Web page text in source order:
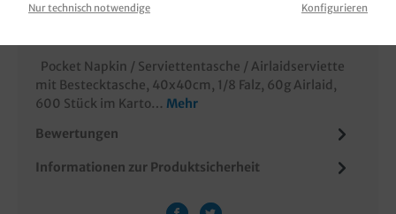
Pocket Napkin / Serviettentasche / Airlaidserviette
mit Bestecktasche, 40x40cm, 1/8 Falz, 60g Airlaid,
600 Stück im Karto… Mehr
Bewertungen
Informationen zur Produktsicherheit
Nur technisch notwendige Konfigurieren